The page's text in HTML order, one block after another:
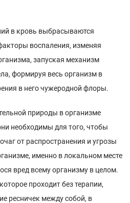
в кровь выбрасываются
воспаления, изменяя
запуская механизм
формируя весь организм в
в него чужеродной флоры.
природы в организме
необходимы для того, чтобы
от распространения и угрозы
именно в локальном месте
вред всему организму в целом.
проходит без терапии,
ресничек между собой, в